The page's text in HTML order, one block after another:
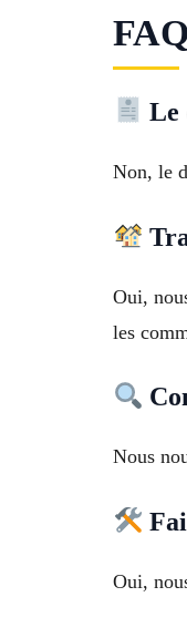
Le
Non, le
Oui,
les
Nous
Oui,